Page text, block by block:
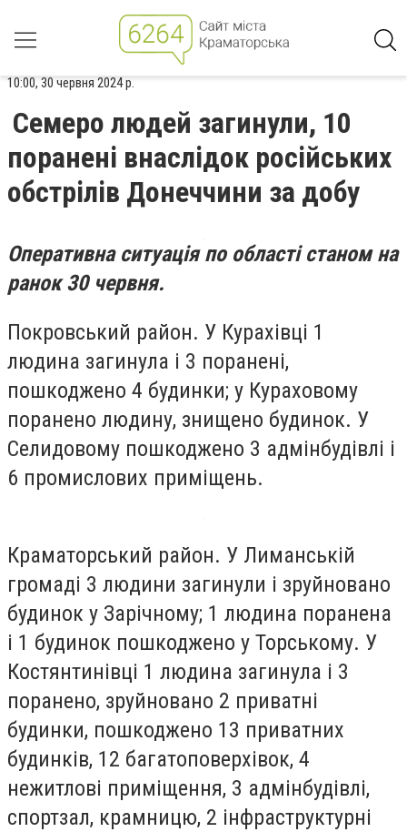
10:00, 30 червня 2024 р.
Семеро людей загинули, 10
поранені внаслідок російських
обстрілів Донеччини за добу
Оперативна ситуація по області станом на
ранок 30 червня.
Покровський район. У Курахівці 1
людина загинула і 3 поранені,
пошкоджено 4 будинки; у Кураховому
поранено людину, знищено будинок. У
Селидовому пошкоджено 3 адмінбудівлі і
6 промислових приміщень.
Краматорський район. У Лиманській
громаді 3 людини загинули і зруйновано
будинок у Зарічному; 1 людина поранена
і 1 будинок пошкоджено у Торському. У
Костянтинівці 1 людина загинула і 3
поранено, зруйновано 2 приватні
будинки, пошкоджено 13 приватних
будинків, 12 багатоповерхівок, 4
нежитлові приміщення, 3 адмінбудівлі,
спортзал, крамницю, 2 інфраструктурні